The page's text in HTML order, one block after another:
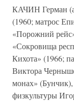
КАЧИН Герман
(1960; матрос
«Порожний
«Сокровища
Кихота» (1966;
Виктора
монах»
физкультуры